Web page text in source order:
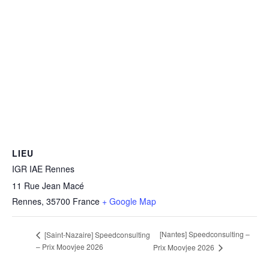
LIEU
IGR IAE Rennes
11 Rue Jean Macé
Rennes, 35700 France + Google Map
[Saint-Nazaire] Speedconsulting
– Prix Moovjee 2026
[Nantes] Speedconsulting –
Prix Moovjee 2026